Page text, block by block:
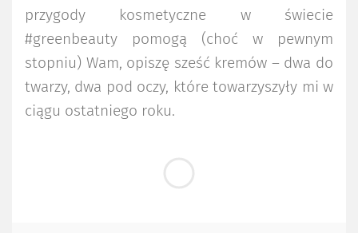
przygody kosmetyczne w świecie
#greenbeauty pomogą (choć w pewnym
stopniu) Wam, opiszę sześć kremów – dwa do
twarzy, dwa pod oczy, które towarzyszyły mi w
ciągu ostatniego roku.